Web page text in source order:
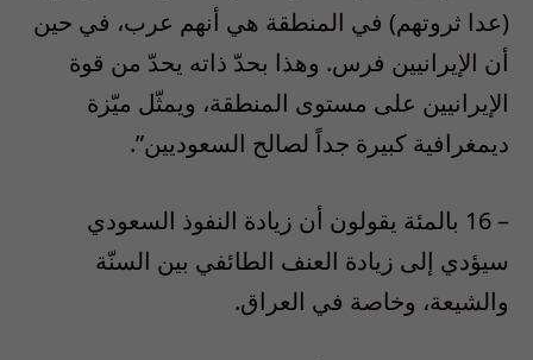
(عدا ثروتهم) في المنطقة هي أنهم عرب، في حين
أن الإيرانيين فرس. وهذا بحدّ ذاته يحدّ من قوة
الإيرانيين على مستوى المنطقة، ويمثّل ميّزة
ديمغرافية كبيرة جداً لصالح السعوديين”.
– 16 بالمئة يقولون أن زيادة النفوذ السعودي
سيؤدي إلى زيادة العنف الطائفي بين السنّة
والشيعة، وخاصة في العراق.